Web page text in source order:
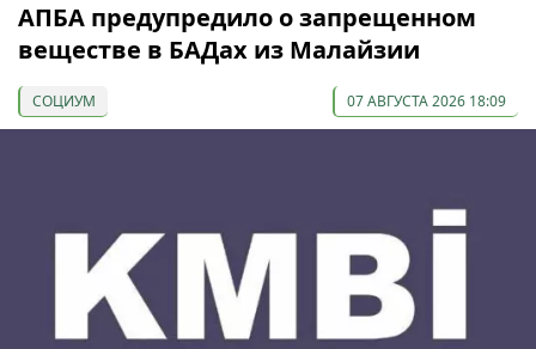
АПБА предупредило о запрещенном
веществе в БАДах из Малайзии
СОЦИУМ 07 АВГУСТА 2026 18:09